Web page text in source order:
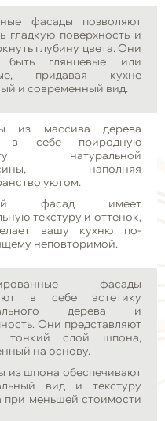
фасады позволяют
гладкую поверхность и
глубину цвета. Они
быть глянцевые или
придавая кухне
и современный вид.
из массива дерева
в себе природную
натуральной
наполняя
уютом.
фасад имеет
текстуру и оттенок,
вашу кухню по-
неповторимой.
фасады
в себе эстетику
дерева и
Они представляют
тонкий слой шпона,
на основу.
из шпона обеспечивают
вид и текстуру
при меньшей стоимости